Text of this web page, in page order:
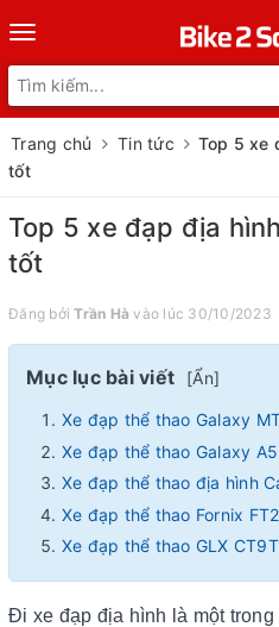
Toggle
navigation
Trang chủ Tin tức
Top 5 xe
tốt
Top 5 xe đạp địa
tốt
Đăng bởiTrần Hà vào lúc 30/10/2023
Mục lục bài viết [Ẩn]
Xe đạp thể thao Galaxy
Xe đạp thể thao Galaxy
Xe đạp thể thao địa hình
Xe đạp thể thao Fornix
Xe đạp thể thao GLX
Đi xe đạp địa hình là một